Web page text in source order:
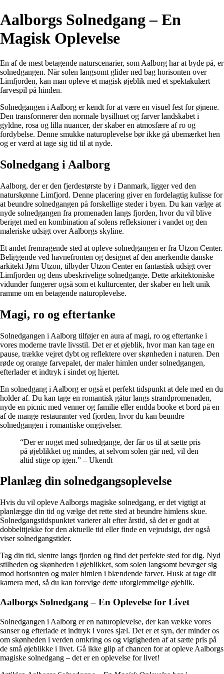
Aalborgs Solnedgang – En
Magisk Oplevelse
En af de mest betagende naturscenarier, som Aalborg har at byde på, er
solnedgangen. Når solen langsomt glider ned bag horisonten over
Limfjorden, kan man opleve et magisk øjeblik med et spektakulært
farvespil på himlen.
Solnedgangen i Aalborg er kendt for at være en visuel fest for øjnene.
Den transformerer den normale bysilhuet og farver landskabet i
gyldne, rosa og lilla nuancer, der skaber en atmosfære af ro og
fordybelse. Denne smukke naturoplevelse bør ikke gå ubemærket hen
og er værd at tage sig tid til at nyde.
Solnedgang i Aalborg
Aalborg, der er den fjerdestørste by i Danmark, ligger ved den
naturskønne Limfjord. Denne placering giver en fordelagtig kulisse for
at beundre solnedgangen på forskellige steder i byen. Du kan vælge at
nyde solnedgangen fra promenaden langs fjorden, hvor du vil blive
beriget med en kombination af solens refleksioner i vandet og den
maleriske udsigt over Aalborgs skyline.
Et andet fremragende sted at opleve solnedgangen er fra Utzon Center.
Beliggende ved havnefronten og designet af den anerkendte danske
arkitekt Jørn Utzon, tilbyder Utzon Center en fantastisk udsigt over
Limfjorden og dens ubeskrivelige solnedgange. Dette arkitektoniske
vidunder fungerer også som et kulturcenter, der skaber en helt unik
ramme om en betagende naturoplevelse.
Magi, ro og eftertanke
Solnedgangen i Aalborg tilføjer en aura af magi, ro og eftertanke i
vores moderne travle livsstil. Det er et øjeblik, hvor man kan tage en
pause, trække vejret dybt og reflektere over skønheden i naturen. Den
røde og orange farvepalet, der maler himlen under solnedgangen,
efterlader et indtryk i sindet og hjertet.
En solnedgang i Aalborg er også et perfekt tidspunkt at dele med en du
holder af. Du kan tage en romantisk gåtur langs strandpromenaden,
nyde en picnic med venner og familie eller endda booke et bord på en
af de mange restauranter ved fjorden, hvor du kan beundre
solnedgangen i romantiske omgivelser.
“Der er noget med solnedgange, der får os til at sætte pris
på øjeblikket og mindes, at selvom solen går ned, vil den
altid stige op igen.” – Ukendt
Planlæg din solnedgangsoplevelse
Hvis du vil opleve Aalborgs magiske solnedgang, er det vigtigt at
planlægge din tid og vælge det rette sted at beundre himlens skue.
Solnedgangstidspunktet varierer alt efter årstid, så det er godt at
dobbelttjekke for den aktuelle tid eller finde en vejrudsigt, der også
viser solnedgangstider.
Tag din tid, slentre langs fjorden og find det perfekte sted for dig. Nyd
stilheden og skønheden i øjeblikket, som solen langsomt bevæger sig
mod horisonten og maler himlen i blændende farver. Husk at tage dit
kamera med, så du kan forevige dette uforglemmelige øjeblik.
Aalborgs Solnedgang – En Oplevelse for Livet
Solnedgangen i Aalborg er en naturoplevelse, der kan vække vores
sanser og efterlade et indtryk i vores sjæl. Det er et syn, der minder os
om skønheden i verden omkring os og vigtigheden af at sætte pris på
de små øjeblikke i livet. Gå ikke glip af chancen for at opleve Aalborgs
magiske solnedgang – det er en oplevelse for livet!